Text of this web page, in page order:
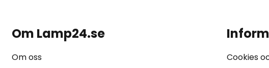
Om Lamp24.se
Om oss
Cookies